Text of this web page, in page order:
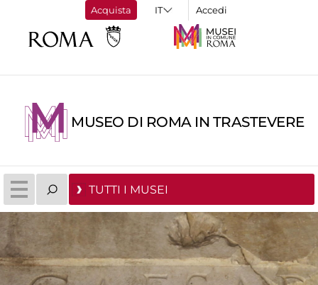
Acquista Accedi
MUSEO DI ROMA IN TRASTEVERE
TUTTI I MUSEI